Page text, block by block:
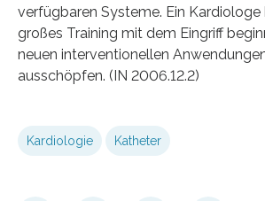
verfügbaren Systeme. Ein Kardiologe
großes Training mit dem Eingriff
neuen interventionellen
ausschöpfen. (IN 2006.12.2)
Kardiologie Katheter